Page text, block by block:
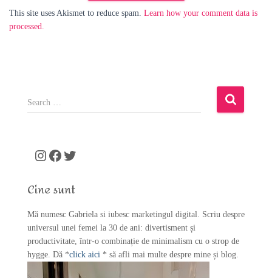
This site uses Akismet to reduce spam. Learn how your comment data is
processed.
S
e
o
:
Instagram Facebook Twitter
Cine sunt
Mă numesc Gabriela si iubesc marketingul digital. Scriu despre
universul unei femei la 30 de ani: divertisment și
productivitate, într-o combinație de minimalism cu o strop de
hygge. Dă *click aici * să afli mai multe despre mine și blog.